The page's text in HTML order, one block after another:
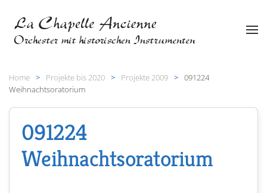
Zum Hauptinhalt springen
Home Projekte bis 2020 Projekte 2009
091224
Weihnachtsoratorium
091224
Weihnachtsoratorium